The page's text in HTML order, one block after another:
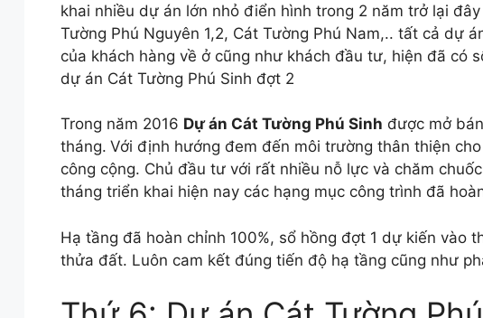
khai nhiều dự án lớn nhỏ điển hình trong 2 năm trở lại
Tường Phú Nguyên 1,2, Cát Tường Phú Nam,.. tất cả dự
của khách hàng về ở cũng như khách đầu tư, hiện đã có
dự án Cát Tường Phú Sinh đợt 2
Trong năm 2016 Dự án Cát Tường Phú Sinh được mở
tháng. Với định hướng đem đến môi trường thân thiện
công cộng. Chủ đầu tư với rất nhiều nỗ lực và chăm
tháng triển khai hiện nay các hạng mục công trình đã
Hạ tầng đã hoàn chỉnh 100%, sổ hồng đợt 1 dự kiến vào
thửa đất. Luôn cam kết đúng tiến độ hạ tầng cũng như